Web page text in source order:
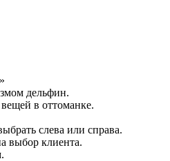
дельфин.
в оттоманке.
слева или справа.
выбор клиента.